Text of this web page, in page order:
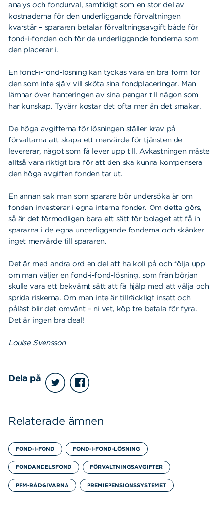
analys och fondurval, samtidigt som en stor del av
kostnaderna för den underliggande förvaltningen
kvarstår – spararen betalar förvaltningsavgift både för
fond-i-fonden och för de underliggande fonderna som
den placerar i.
En fond-i-fond-lösning kan tyckas vara en bra form för
den som inte själv vill sköta sina fondplaceringar. Man
lämnar över hanteringen av sina pengar till någon som
har kunskap. Tyvärr kostar det ofta mer än det smakar.
De höga avgifterna för lösningen ställer krav på
förvaltarna att skapa ett mervärde för tjänsten de
levererar, något som få lever upp till. Avkastningen måste
alltså vara riktigt bra för att den ska kunna kompensera
den höga avgiften fonden tar ut.
En annan sak man som sparare bör undersöka är om
fonden investerar i egna interna fonder. Om detta görs,
så är det förmodligen bara ett sätt för bolaget att få in
spararna i de egna underliggande fonderna och skänker
inget mervärde till spararen.
Det är med andra ord en del att ha koll på och följa upp
om man väljer en fond-i-fond-lösning, som från början
skulle vara ett bekvämt sätt att få hjälp med att välja och
sprida riskerna. Om man inte är tillräckligt insatt och
påläst blir det omvänt – ni vet, köp tre betala för fyra.
Det är ingen bra deal!
Louise Svensson
Dela på
Relaterade ämnen
FOND-I-FOND FOND-I-FOND-LÖSNING
FONDANDELSFOND FÖRVALTNINGSAVGIFTER
PPM-RÅDGIVARNA PREMIEPENSIONSSYSTEMET